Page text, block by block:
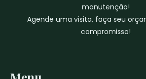
manutenção!
Agende uma visita, faça seu
compromisso!